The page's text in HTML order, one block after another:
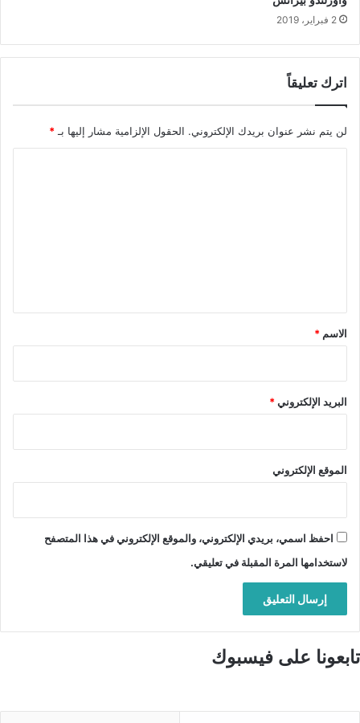
2 فبراير، 2019
اترك تعليقاً
لن يتم نشر عنوان بريدك الإلكتروني. الحقول الإلزامية مشار إليها بـ*
*
الاسم *
البريد الإلكتروني*
الموقع الإلكتروني
احفظ اسمي، بريدي الإلكتروني، والموقع الإلكتروني في هذا المتصفح
لاستخدامها المرة المقبلة في تعليقي.
تابعونا على فيسبوك